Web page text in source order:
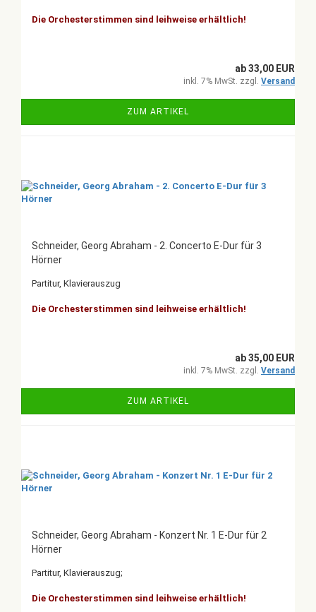
Die Orchesterstimmen sind leihweise erhältlich!
ab 33,00 EUR
inkl. 7% MwSt. zzgl. Versand
ZUM ARTIKEL
Schneider, Georg Abraham - 2. Concerto E-Dur für 3
Hörner
Partitur, Klavierauszug
Die Orchesterstimmen sind leihweise erhältlich!
ab 35,00 EUR
inkl. 7% MwSt. zzgl. Versand
ZUM ARTIKEL
Schneider, Georg Abraham - Konzert Nr. 1 E-Dur für 2
Hörner
Partitur, Klavierauszug;
Die Orchesterstimmen sind leihweise erhältlich!